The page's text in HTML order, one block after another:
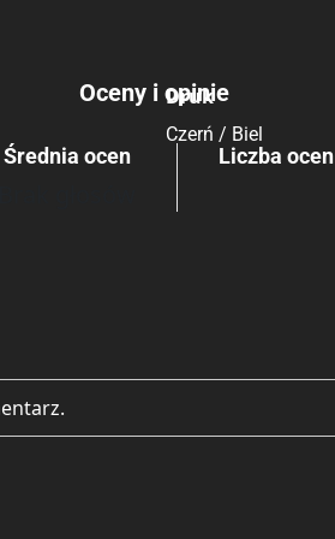
Druk
Czerń / Biel
Oceny i opinie
Średnia ocen Liczba ocen